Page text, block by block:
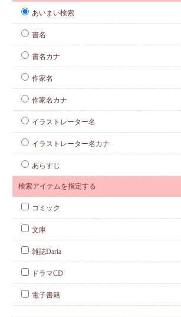
あいまい検索
書名
書名カナ
作家名
作家名カナ
イラストレーター名
イラストレーター名カナ
あらすじ
検索アイテムを指定する
コミック
文庫
雑誌Daria
ドラマCD
電子書籍